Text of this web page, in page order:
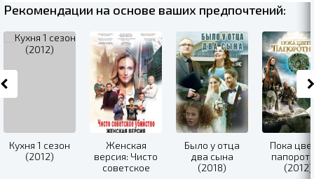
Рекомендации на основе ваших предпочтений:
Кухня 1 сезон
(2012)
Женская
версия: Чисто
советское
Было у отца
два сына
(2018)
Пока
(2012)